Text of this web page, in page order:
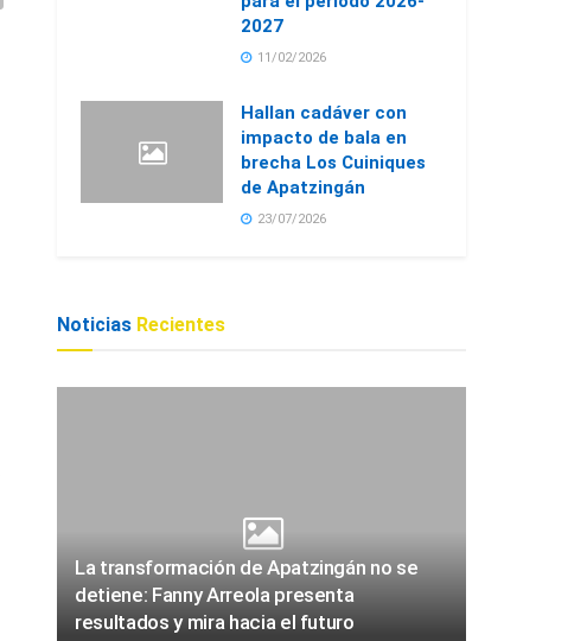
2027
11/02/2026
Hallan cadáver con
impacto de bala en
brecha Los Cuiniques
de Apatzingán
23/07/2026
Noticias Recientes
La transformación de Apatzingán no se
detiene: Fanny Arreola presenta
resultados y mira hacia el futuro